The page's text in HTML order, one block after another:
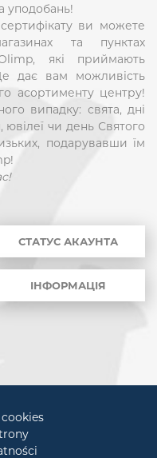
уподобань!
ви можете
та пунктах
які приймають
дає вам можливість
асортименту центру!
випадку: свята, дні
ювілеї чи день Святого
подарувавши їм
СТАТУС АКАУНТА
ІНФОРМАЦІЯ